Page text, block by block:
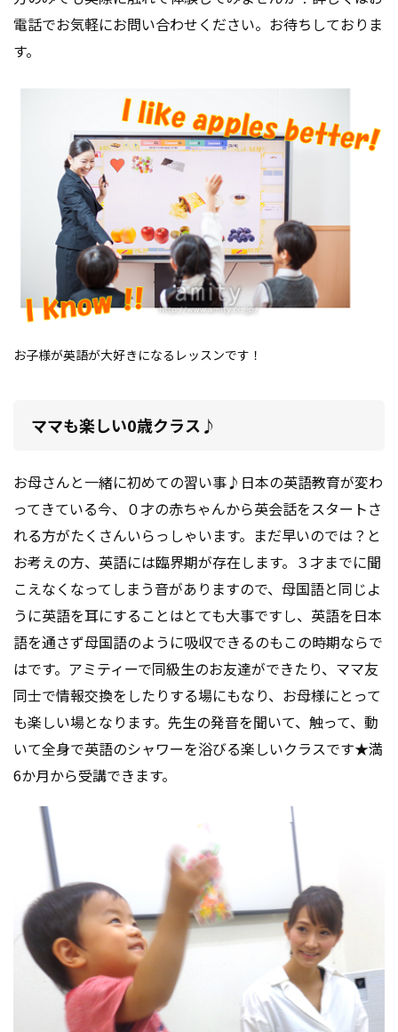
電話でお気軽にお問い合わせください。お待ちしておりま
す。
お子様が英語が大好きになるレッスンです！
ママも楽しい0歳クラス♪
お母さんと一緒に初めての習い事♪日本の英語教育が変わ
ってきている今、０才の赤ちゃんから英会話をスタートさ
れる方がたくさんいらっしゃいます。まだ早いのでは？と
お考えの方、英語には臨界期が存在します。３才までに聞
こえなくなってしまう音がありますので、母国語と同じよ
うに英語を耳にすることはとても大事ですし、英語を日本
語を通さず母国語のように吸収できるのもこの時期ならで
はです。アミティーで同級生のお友達ができたり、ママ友
同士で情報交換をしたりする場にもなり、お母様にとって
も楽しい場となります。先生の発音を聞いて、触って、動
いて全身で英語のシャワーを浴びる楽しいクラスです★満
6か月から受講できます。